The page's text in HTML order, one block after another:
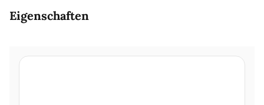
Eigenschaften